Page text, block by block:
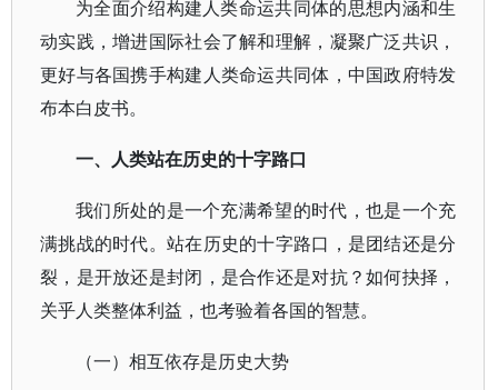
为全面介绍构建人类命运共同体的思想内涵和生
动实践，增进国际社会了解和理解，凝聚广泛共识，
更好与各国携手构建人类命运共同体，中国政府特发
布本白皮书。
一、人类站在历史的十字路口
我们所处的是一个充满希望的时代，也是一个充
满挑战的时代。站在历史的十字路口，是团结还是分
裂，是开放还是封闭，是合作还是对抗？如何抉择，
关乎人类整体利益，也考验着各国的智慧。
（一）相互依存是历史大势